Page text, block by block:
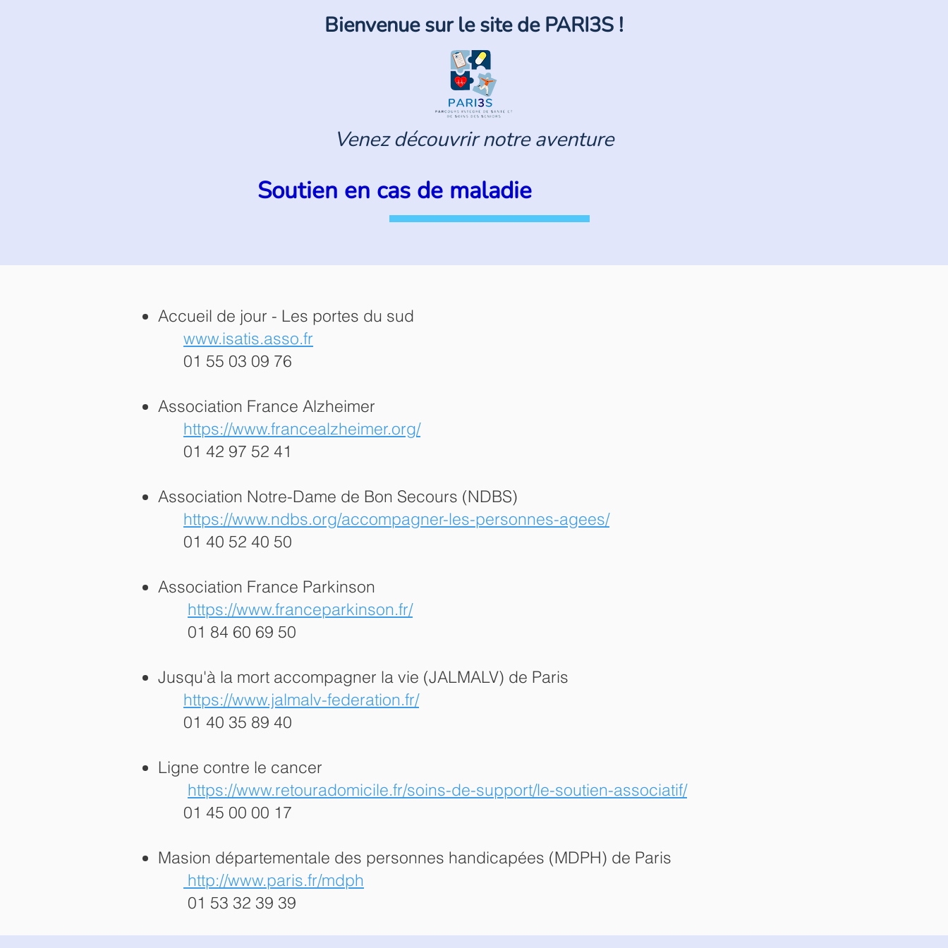
Bienvenue sur le site de PARI3S !
Venezdécouvrirnotre aventure
Soutien en cas de maladie
Accueil de jour - Les portes du sud
www.isatis.asso.fr
01 55 03 09 76
Association France Alzheimer
https://www.francealzheimer.org/
01 42 97 52 41
Association Notre-Dame de Bon Secours (NDBS)
https://www.ndbs.org/accompagner-les-personnes-agees/
01 40 52 40 50
Association France Parkinson
https://www.franceparkinson.fr/
01 84 60 69 50
Jusqu'à la mort accompagner la vie (JALMALV) de Paris
https://www.jalmalv-federation.fr/
01 40 35 89 40
Ligne contre le cancer
https://www.retouradomicile.fr/soins-de-support/le-soutien-associatif/
01 45 00 00 17
Masion départementale des personnes handicapées (MDPH) de Paris
http://www.paris.fr/mdph
01 53 32 39 39